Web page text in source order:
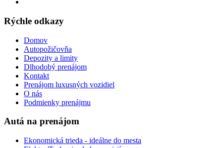
Rýchle odkazy
Domov
Autopožičovňa
Depozity a limity
Dlhodobý prenájom
Kontakt
Prenájom luxusných vozidiel
O nás
Podmienky prenájmu
Autá na prenájom
Ekonomická trieda - ideálne do mesta